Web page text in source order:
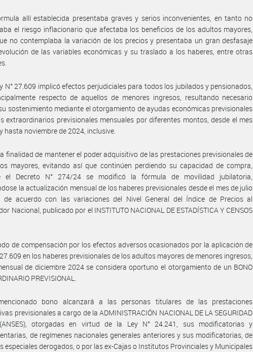
allí establecida presentaba graves y serios inconvenientes, en tanto no
el riesgo inflacionario que afectaba los beneficios de los adultos mayores,
no contemplaba la variación de los precios y presentaba un gran desfasaje
de las variables económicas y su traslado a los haberes, entre otras
N° 27.609 implicó efectos perjudiciales para todos los jubilados y pensionados,
respecto de aquellos de menores ingresos, resultando necesario
sostenimiento mediante el otorgamiento de ayudas económicas previsionales
extraordinarios previsionales mensuales por diferentes montos, desde el mes
hasta noviembre de 2024, inclusive.
finalidad de mantener el poder adquisitivo de las prestaciones previsionales de
mayores, evitando así que continúen perdiendo su capacidad de compra,
el Decreto N° 274/24 se modificó la fórmula de movilidad jubilatoria,
la actualización mensual de los haberes previsionales desde el mes de julio
de acuerdo con las variaciones del Nivel General del Índice de Precios al
Nacional, publicado por el INSTITUTO NACIONAL DE ESTADÍSTICA Y CENSOS
de compensación por los efectos adversos ocasionados por la aplicación de
27.609 en los haberes previsionales de los adultos mayores de menores ingresos,
de diciembre 2024 se considera oportuno el otorgamiento de un BONO
PREVISIONAL.
bono alcanzará a las personas titulares de las prestaciones
previsionales a cargo de la ADMINISTRACIÓN NACIONAL DE LA SEGURIDAD
(ANSES), otorgadas en virtud de la Ley N° 24.241, sus modificatorias y
de regímenes nacionales generales anteriores y sus modificatorias, de
especiales derogados, o por las ex-Cajas o Institutos Provinciales y Municipales